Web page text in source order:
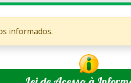
informados.